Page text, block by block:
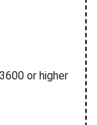
or higher